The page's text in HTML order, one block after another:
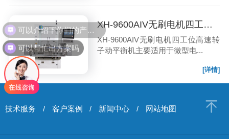
XH-9600AIV无刷电机四工位高速转子动平衡机
XH-9600AIV无刷电机四工位高速转
子动平衡机主要适用于微型电...
[详情]
技术服务 / 客户案例 / 新闻中心 / 网站地图
可以帮忙出方案吗